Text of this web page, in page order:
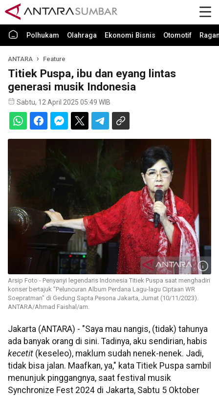
Polhukam Olahraga Ekonomi Bisnis Otomotif
ANTARA Feature
Titiek Puspa, ibu dan eyang lintas
generasi musik Indonesia
Sabtu, 12 April 2025 05:49 WIB
Arsip Foto - Penyanyi legendaris Indonesia Titiek Puspa saat menghadiri
konser bertajuk "Peluncuran Album Perdana Lagu-lagu Ciptaan WR
Soepratman" di Gedung Sapta Pesona Jakarta, Jumat (10/11/2023).
ANTARA/Ahmad Faishal/am.
Jakarta (ANTARA) - "Saya mau nangis, (tidak) tahunya
ada banyak orang di sini. Tadinya, aku sendirian, habis
kecetit (keseleo), maklum sudah nenek-nenek. Jadi,
tidak bisa jalan. Maafkan, ya," kata Titiek Puspa sambil
menunjuk pinggangnya, saat festival musik
Synchronize Fest 2024 di Jakarta, Sabtu 5 Oktober